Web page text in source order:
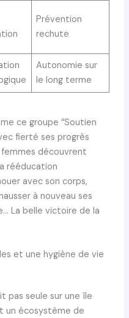
Prévention
rechute
Autonomie sur
le long terme
ce groupe “Soutien
fierté ses progrès
découvrent
rééducation
avec son corps,
à nouveau ses
La belle victoire de la
et une hygiène de vie
pas seule sur une île
un écosystème de